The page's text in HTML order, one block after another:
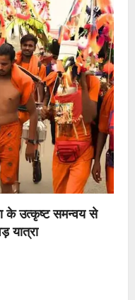
के उत्कृष्ट समन्वय से
यात्रा